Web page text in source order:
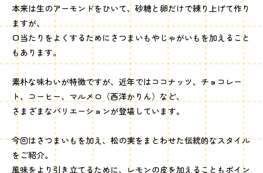
本来は生のアーモンドをひいて、砂糖と卵だけで練り上げて作り
ますが、
口当たりをよくするためにさつまいもやじゃがいもを加えること
もあります。
素朴な味わいが特徴ですが、近年ではココナッツ、チョコレー
ト、コーヒー、マルメロ（西洋かりん）など、
さまざまなバリエーションが登場しています。
今回はさつまいもを加え、松の実をまとわせた伝統的なスタイル
をご紹介。
風味をより引き立てるために、レモンの皮を加えることもポイン